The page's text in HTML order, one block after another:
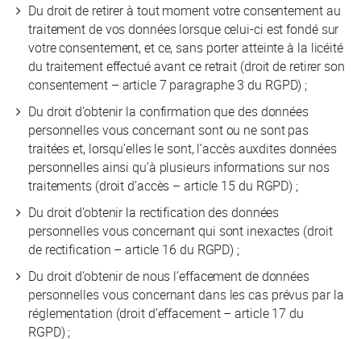
Du droit de retirer à tout moment votre consentement au
traitement de vos données lorsque celui-ci est fondé sur
votre consentement, et ce, sans porter atteinte à la licéité
du traitement effectué avant ce retrait (droit de retirer son
consentement – article 7 paragraphe 3 du RGPD) ;
Du droit d’obtenir la confirmation que des données
personnelles vous concernant sont ou ne sont pas
traitées et, lorsqu’elles le sont, l’accès auxdites données
personnelles ainsi qu’à plusieurs informations sur nos
traitements (droit d’accès – article 15 du RGPD) ;
Du droit d’obtenir la rectification des données
personnelles vous concernant qui sont inexactes (droit
de rectification – article 16 du RGPD) ;
Du droit d’obtenir de nous l’effacement de données
personnelles vous concernant dans les cas prévus par la
réglementation (droit d’effacement – article 17 du
RGPD) ;